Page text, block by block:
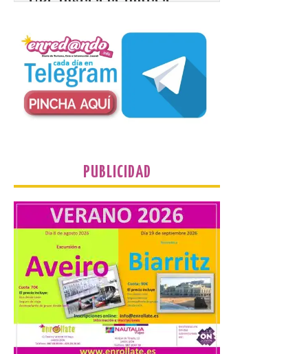
BIC en estado de ruina
Un Bien de Interés
Cultural abandonado
desde 1949. Los
procuradores leonesistas
plantean que la Junta
riesgo de colapso. Los procuradores de
Unión del Pueblo […]
La Universidad de León
distribuye folletos con la
programación del evento
del eclipse solar que
organiza con la ESA y el
Ayuntamiento
7 Ago 2026
PUBLICIDAD